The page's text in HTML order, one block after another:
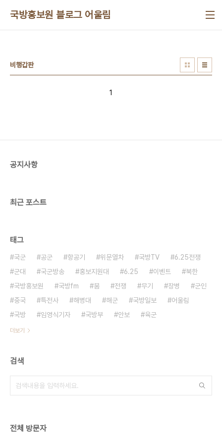
국방홍보원 블로그 어울림
비행갑판
1
공지사항
최근 포스트
태그
국군 공군 항공기 위문열차 국방TV
6.25전쟁
군대
국군방송 홍보지원대 6.25 이벤트
북한
국방홍보원
국방fm 붐 전쟁 무기 장병
군인
중국
특전사 해병대 해군 국방일보
어울림
국방
임영식기자 국방부 안보 육군
더보기
검색
전체 방문자